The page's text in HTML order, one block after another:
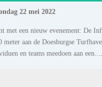
22 mei 2022
met een nieuw evenement: De
aan de Doesburgse
en teams meedoen aan een......